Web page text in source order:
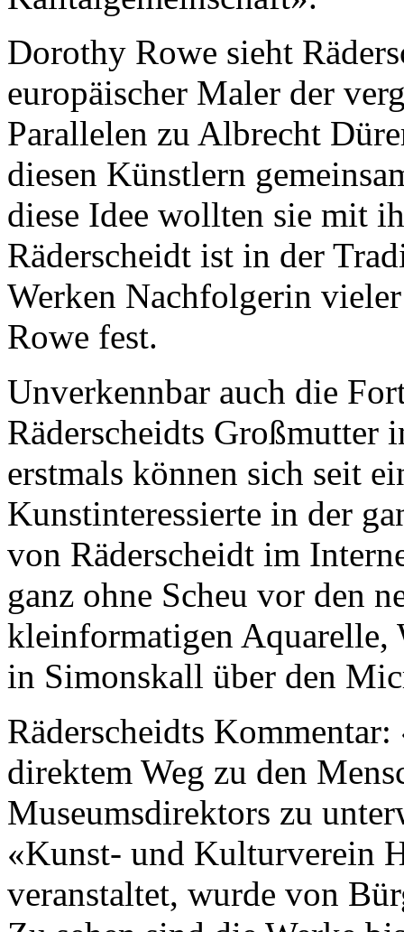
Dorothy Rowe sieht
europäischer Maler der
Parallelen zu Albrecht
diesen Künstlern
diese Idee wollten sie mit
Räderscheidt ist in der
Werken Nachfolgerin
Rowe fest.
Unverkennbar auch die
Räderscheidts Großmutter
erstmals können sich seit
Kunstinteressierte in der
von Räderscheidt im
ganz ohne Scheu vor den
kleinformatigen Aquarelle,
in Simonskall über den
Räderscheidts
direktem Weg zu den
Museumsdirektors zu
«Kunst- und Kulturverein
veranstaltet, wurde von